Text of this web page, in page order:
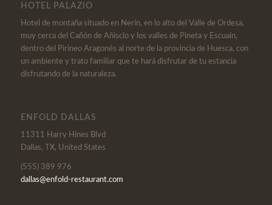
HOTEL PALAZIO
Hotel de montaña situado en Nerín, en lo alto del Valle de Ordesa,
muy cerca del Cañón de Añisclo y los valles de Pineta y Escuain,
dentro del Pirineo Aragonés al norte de la provincia de Huesca, con
un ambiente y trato familiar que te hará disfrutar de tu estancia
disfrutando de la naturaleza.
ENFOLD DALLAS
11311 Harry Hines Blvd
Dallas, TX, United States
(555) 389 976
dallas@enfold-restaurant.com